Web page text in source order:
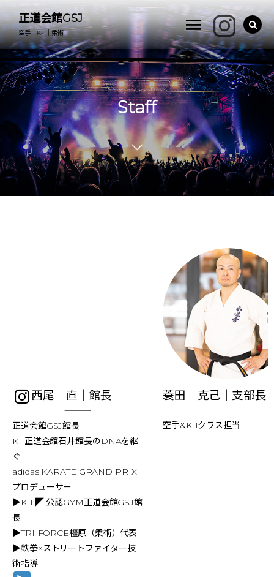
正道会館GSJ
空手｜K-1｜柔術
Staff
西尾 直｜館長
正道会館GSJ館長
K-1正道会館石井館長のDNAを継
ぐ
adidas KARATE GRAND PRIX
プロデューサー
▶︎K-1 ◤ 公認GYM正道会館GSJ館
長
▶︎TRI-FORCE橿原（柔術）代表
▶︎鉄拳×ストリートファイター技
術指導
蓑田 克己｜支部長
空手&K-1クラス担当